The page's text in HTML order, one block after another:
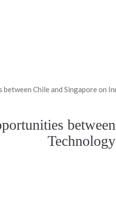
Chile and Singapore on
Technology